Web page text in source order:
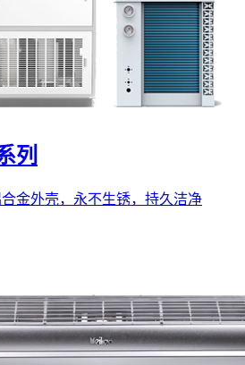
列
金外壳，永不生锈，持久洁净